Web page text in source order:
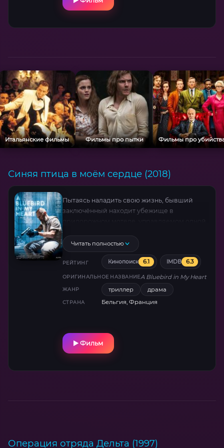
талантом Джеки Чёна держит в напряжении
Итальянские фильмы Фильмы про пытки Фильмы про
Синяя птица в моём сердце (2018)
Пытаясь наладить свою жизнь, бывший
заключённый находит убежище в
свобода, которые он нашёл в этом месте,
заканчиваются, когда на Клару нападают,
заставляя героя столкнуться со своими
старыми демонами.
Читать полностью
РЕЙТИНГ Кинопоиск 6.1 IMDB 6.3
ОРИГИНАЛЬНОЕ НАЗВАНИЕA Bluebird in My Heart
ЖАНР триллер драма
СТРАНА Бельгия, Франция
Фильм
Операция отряда Дельта (1997)